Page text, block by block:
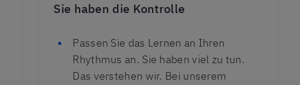
Sie haben die Kontrolle
Passen Sie das Lernen an Ihren
Rhythmus an. Sie haben viel zu tun.
Das verstehen wir. Bei unserem